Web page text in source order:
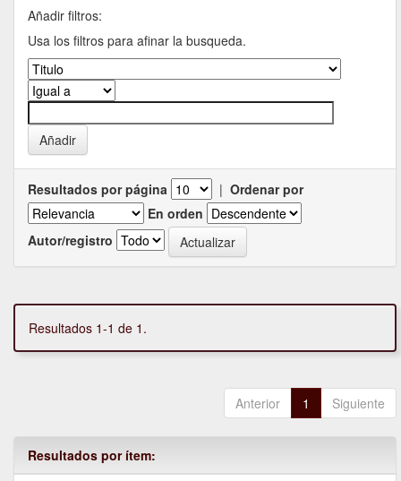
Añadir filtros:
Usa los filtros para afinar la busqueda.
Resultados por página | Ordenar por
En orden
Autor/registro
Resultados 1-1 de 1.
Anterior 1 Siguiente
Resultados por ítem: